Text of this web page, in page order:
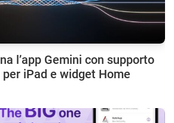
l’app Gemini con supporto
iPad e widget Home